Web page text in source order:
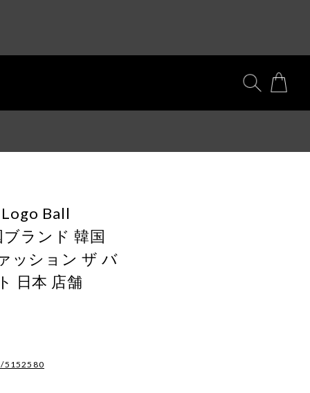
Ball
ブランド 韓国
ッション ザ バ
日本 店舗
5152580